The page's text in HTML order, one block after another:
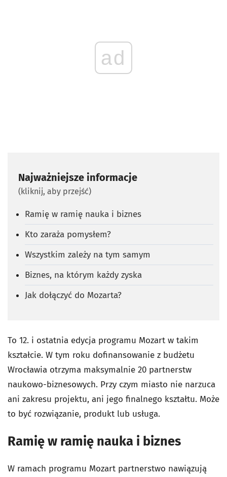
ad
Najważniejsze informacje
(kliknij, aby przejść)
Ramię w ramię nauka i biznes
Kto zaraża pomysłem?
Wszystkim zależy na tym samym
Biznes, na którym każdy zyska
Jak dołączyć do Mozarta?
To 12. i ostatnia edycja programu Mozart w takim
kształcie. W tym roku dofinansowanie z budżetu
Wrocławia otrzyma maksymalnie 20 partnerstw
naukowo-biznesowych. Przy czym miasto nie narzuca
ani zakresu projektu, ani jego finalnego kształtu. Może
to być rozwiązanie, produkt lub usługa.
Ramię w ramię nauka i biznes
W ramach programu Mozart partnerstwo nawiązują